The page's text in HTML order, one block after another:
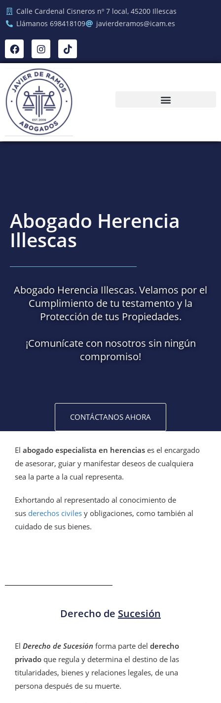
Calle Cardenal Cisneros nº 7 local, 45200 Illescas
Llámanos 698418109
javierderamos@icam.es
Abogado Herencia
Illescas
Abogado Herencia Illescas. Velamos por el
Cumplimiento de tu testamento y la
Protección de tus Propiedades.
¡Comunícate con nosotros sin ningún
compromiso!
CONTÁCTANOS AHORA
El abogado especialista en herencias es el encargado
de asesorar, guiar y manifestar deseos de cualquiera
sea la parte a la cual representa.
Exhortando al representado al conocimiento de
sus derechos civiles y obligaciones, como también al
cuidado de sus bienes.
Derecho de Sucesión
El Derecho de Sucesión forma parte del derecho
privado que regula y determina el destino de las
titularidades, bienes y relaciones legales, de una
persona después de su muerte.